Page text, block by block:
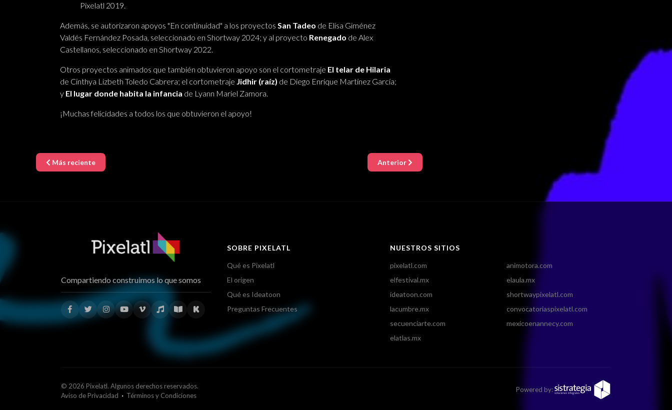
Pixelatl 2019.
Además, se autorizaron apoyos "En continuidad" a los proyectos San Tadeo de Elisa Giménez
Valdés Fernández Posada, seleccionado en Shortway 2024; y al proyecto Renegado de Alex
Castellanos, seleccionado en Shortway 2022.
Otros proyectos animados que también obtuvieron apoyo son el cortometraje El telar de Hilaria
de Cinthya Lizbeth Toledo Cabrera; el cortometraje Jidhir (raíz) de Diego Enrique Martínez García;
y El lugar donde habita la infancia de Lyann Mariel Zamora.
¡Muchas felicidades a todos los que obtuvieron el apoyo!
Más reciente Anterior
Compartiendo construimos lo que somos
SOBRE PIXELATL
Qué es Pixelatl
El origen
Qué es Ideatoon
Preguntas Frecuentes
NUESTROS SITIOS
pixelatl.com
elfestival.mx
ideatoon.com
lacumbre.mx
secuenciarte.com
elatlas.mx
animotora.com
elaula.mx
shortwaypixelatl.com
convocatoriaspixelatl.com
mexicoenannecy.com
© 2026 Pixelatl. Algunos derechos reservados.
Aviso de Privacidad · Términos y Condiciones
Powered by: